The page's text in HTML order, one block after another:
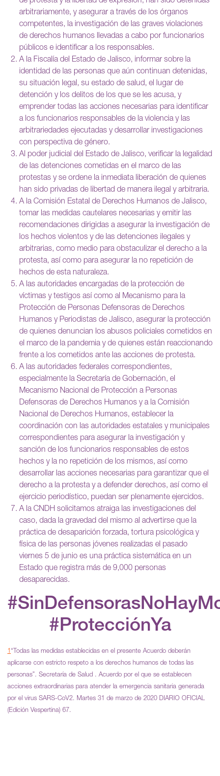
arbitrariamente, y asegurar a través de los órganos
competentes, la investigación de las graves violaciones
de derechos humanos llevadas a cabo por funcionarios
públicos e identificar a los responsables.
A la Fiscalía del Estado de Jalisco, informar sobre la
identidad de las personas que aún continuan detenidas,
su situación legal, su estado de salud, el lugar de
detención y los delitos de los que se les acusa, y
emprender todas las acciones necesarias para identificar
a los funcionarios responsables de la violencia y las
arbitrariedades ejecutadas y desarrollar investigaciones
con perspectiva de género.
Al poder judicial del Estado de Jalisco, verificar la legalidad
de las detenciones cometidas en el marco de las
protestas y se ordene la inmediata liberación de quienes
han sido privadas de libertad de manera ilegal y arbitraria.
A la Comisión Estatal de Derechos Humanos de Jalisco,
tomar las medidas cautelares necesarias y emitir las
recomendaciones dirigidas a asegurar la investigación de
los hechos violentos y de las detenciones ilegales y
arbitrarias, como medio para obstaculizar el derecho a la
protesta, así como para asegurar la no repetición de
hechos de esta naturaleza.
A las autoridades encargadas de la protección de
víctimas y testigos así como al Mecanismo para la
Protección de Personas Defensoras de Derechos
Humanos y Periodistas de Jalisco, asegurar la protección
de quienes denuncian los abusos policiales cometidos en
el marco de la pandemia y de quienes están reaccionando
frente a los cometidos ante las acciones de protesta.
A las autoridades federales correspondientes,
especialmente la Secretaría de Gobernación, el
Mecanismo Nacional de Protección a Personas
Defensoras de Derechos Humanos y a la Comisión
Nacional de Derechos Humanos, establecer la
coordinación con las autoridades estatales y municipales
correspondientes para asegurar la investigación y
sanción de los funcionarios responsables de estos
hechos y la no repetición de los mismos, así como
desarrollar las acciones necesarias para garantizar que el
derecho a la protesta y a defender derechos, así como el
ejercicio periodístico, puedan ser plenamente ejercidos.
A la CNDH solicitamos atraiga las investigaciones del
caso, dada la gravedad del mismo al advertirse que la
práctica de desaparición forzada, tortura psicológica y
física de las personas jóvenes realizadas el pasado
viernes 5 de junio es una práctica sistemática en un
Estado que registra más de 9,000 personas
desaparecidas.
#ProtecciónYa
1 “Todas las medidas establecidas en el presente Acuerdo deberán
aplicarse con estricto respeto a los derechos humanos de todas las
personas”. Secretaría de Salud . Acuerdo por el que se establecen
acciones extraordinarias para atender la emergencia sanitaria generada
por el virus SARS-CoV2. Martes 31 de marzo de 2020 DIARIO OFICIAL
(Edición Vespertina) 67.